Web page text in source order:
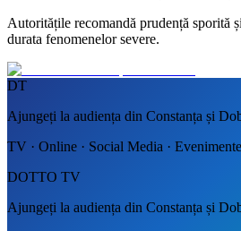
Autoritățile recomandă prudență sporită
durata fenomenelor severe.
DT
Ajungeți la audiența din Constanța și
TV · Online · Social Media · Evenimente
DOTTO TV
Ajungeți la audiența din Constanța și